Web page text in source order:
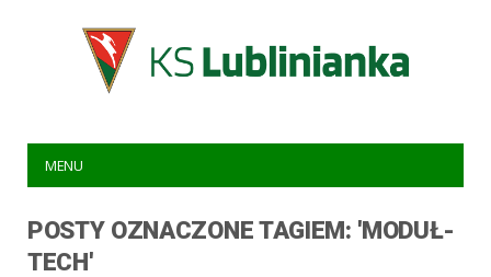
MENU
POSTY OZNACZONE TAGIEM: 'MODUŁ-
TECH'